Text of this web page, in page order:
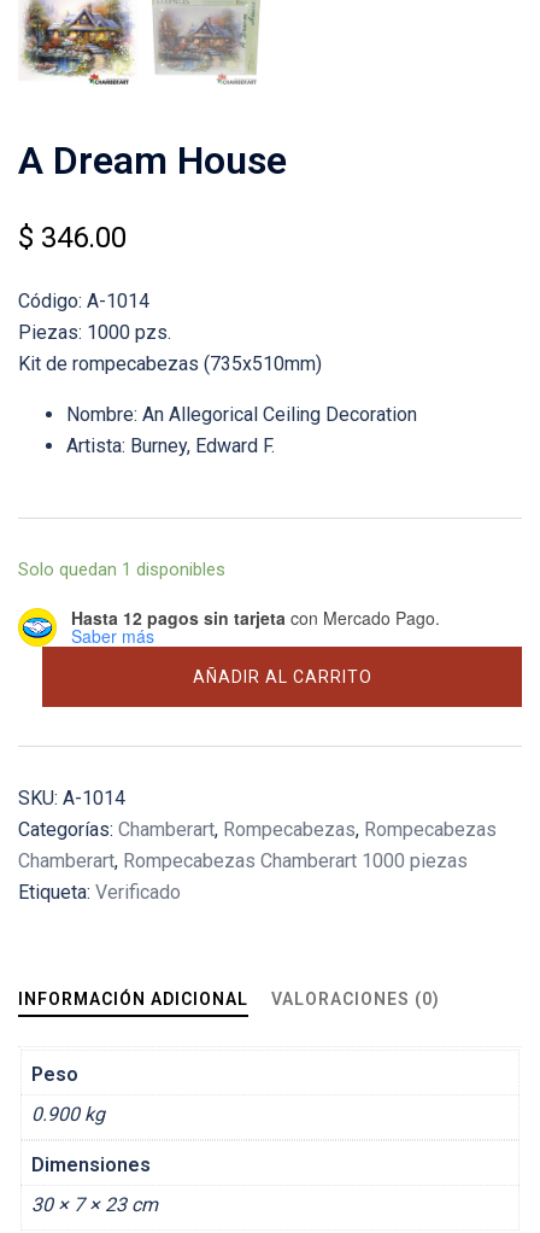
A Dream House
$ 346.00
Código: A-1014
Piezas: 1000 pzs.
Kit de rompecabezas (735x510mm)
Nombre: An Allegorical Ceiling Decoration
Artista: Burney, Edward F.
Solo quedan 1 disponibles
Hasta 12 pagos sin tarjeta con Mercado Pago.
Saber más
cantidad
AÑADIR AL CARRITO
SKU: A-1014
Categorías: Chamberart, Rompecabezas, Rompecabezas
Chamberart, Rompecabezas Chamberart 1000 piezas
Etiqueta: Verificado
INFORMACIÓN ADICIONAL VALORACIONES (0)
Peso
0.900 kg
Dimensiones
30 × 7 × 23 cm